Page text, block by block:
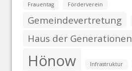
Frauentag Förderverein
Gemeindevertretung
Haus der Generationen
Hönow Infrastruktur